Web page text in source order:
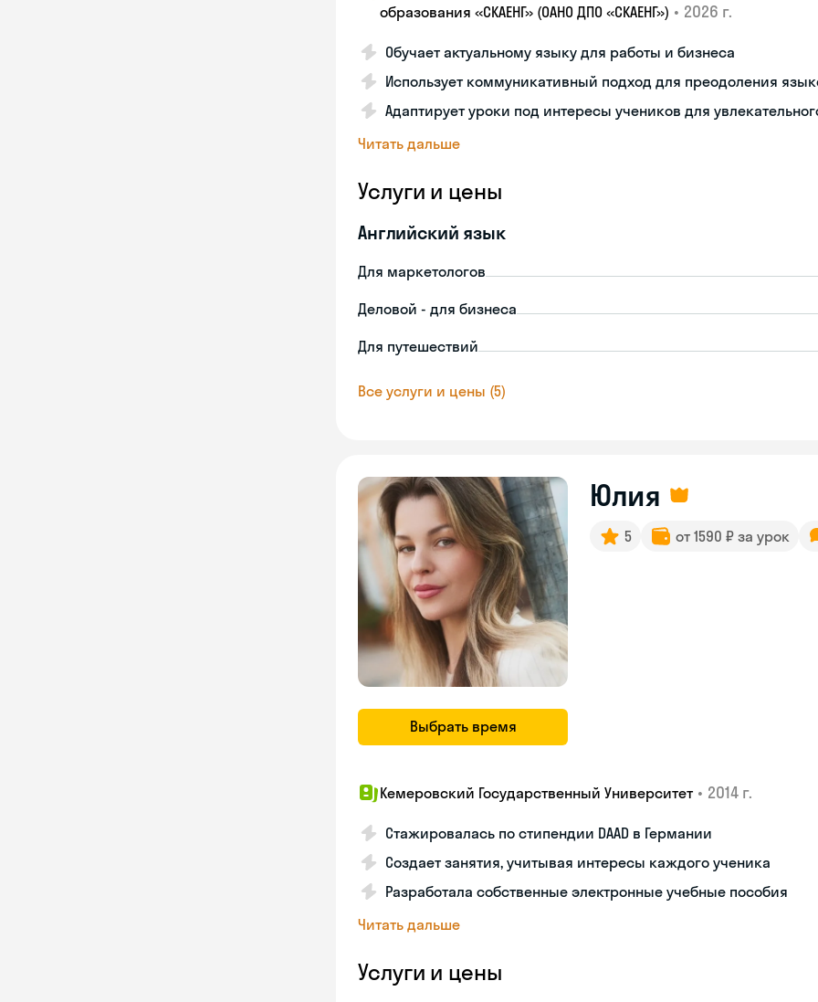
образования «СКАЕНГ» (ОАНО ДПО «СКАЕНГ») • 2026 г.
Обучает актуальному языку для работы и бизнеса
Использует коммуникативный подход для преодоления
Адаптирует уроки под интересы учеников для
Читать дальше
Услуги и цены
Английский язык
Для маркетологов
Деловой - для бизнеса
Для путешествий
Все услуги и цены (5)
Выбрать время
Юлия
5 от 1590 ₽ за урок
Кемеровский Государственный Университет • 2014 г.
Стажировалась по стипендии DAAD в Германии
Создает занятия, учитывая интересы каждого ученика
Разработала собственные электронные учебные пособия
Читать дальше
Услуги и цены